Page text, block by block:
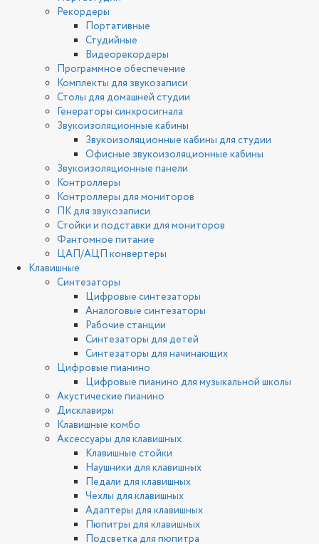
Рекордеры
Портативные
Студийные
Видеорекордеры
Программное обеспечение
Комплекты для звукозаписи
Столы для домашней студии
Генераторы синхросигнала
Звукоизоляционные кабины
Звукоизоляционные кабины для студии
Офисные звукоизоляционные кабины
Звукоизоляционные панели
Контроллеры
Контроллеры для мониторов
ПК для звукозаписи
Стойки и подставки для мониторов
Фантомное питание
ЦАП/АЦП конвертеры
Клавишные
Синтезаторы
Цифровые синтезаторы
Аналоговые синтезаторы
Рабочие станции
Синтезаторы для детей
Синтезаторы для начинающих
Цифровые пианино
Цифровые пианино для музыкальной школы
Акустические пианино
Дисклавиры
Клавишные комбо
Аксессуары для клавишных
Клавишные стойки
Наушники для клавишных
Педали для клавишных
Чехлы для клавишных
Адаптеры для клавишных
Пюпитры для клавишных
Подсветка для пюпитра